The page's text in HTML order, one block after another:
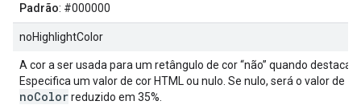
Padrão: #000000
noHighlightColor
A cor a ser usada para um retângulo de cor “não” quando
Especifica um valor de cor HTML ou nulo. Se nulo, será o valor de
noColorreduzido em 35%.